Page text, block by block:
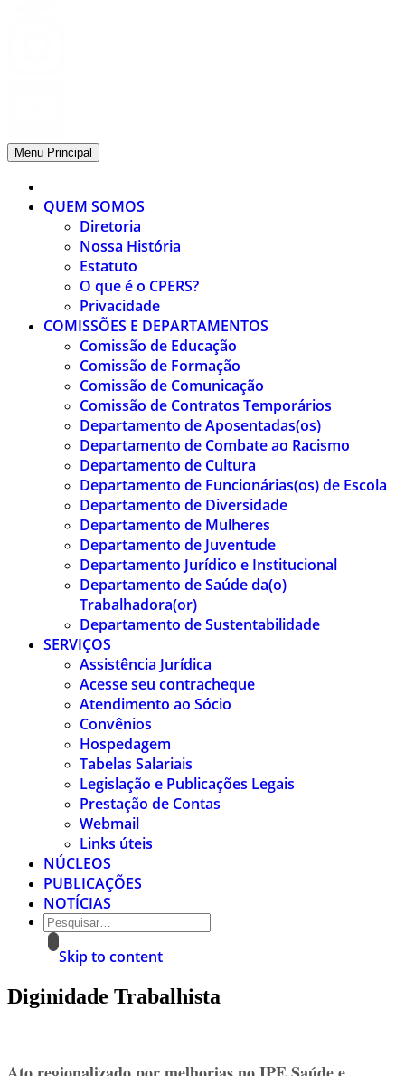
Menu Principal
QUEM SOMOS
Diretoria
Nossa História
Estatuto
O que é o CPERS?
Privacidade
COMISSÕES E DEPARTAMENTOS
Comissão de Educação
Comissão de Formação
Comissão de Comunicação
Comissão de Contratos Temporários
Departamento de Aposentadas(os)
Departamento de Combate ao Racismo
Departamento de Cultura
Departamento de Funcionárias(os) de Escola
Departamento de Diversidade
Departamento de Mulheres
Departamento de Juventude
Departamento Jurídico e Institucional
Departamento de Saúde da(o)
Trabalhadora(or)
Departamento de Sustentabilidade
SERVIÇOS
Assistência Jurídica
Acesse seu contracheque
Atendimento ao Sócio
Convênios
Hospedagem
Tabelas Salariais
Legislação e Publicações Legais
Prestação de Contas
Webmail
Links úteis
NÚCLEOS
PUBLICAÇÕES
NOTÍCIAS
Skip to content
Diginidade Trabalhista